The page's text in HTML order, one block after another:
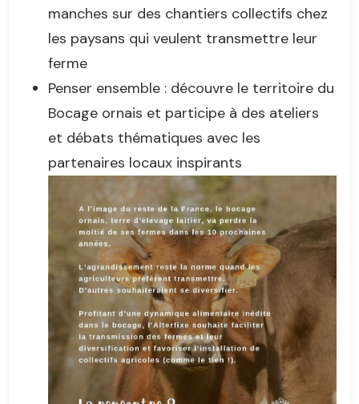
manches sur des chantiers collectifs chez
les paysans qui veulent transmettre leur
ferme
Penser ensemble : découvre le territoire du
Bocage ornais et participe à des ateliers
et débats thématiques avec les
partenaires locaux inspirants